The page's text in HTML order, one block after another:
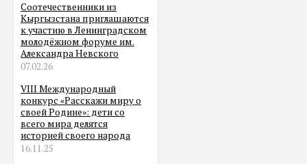
Соотечественники из
Кыргызстана приглашаются
к участию в Ленинградском
молодёжном форуме им.
Александра Невского
07.02.26
VIII Международный
конкурс «Расскажи миру о
своей Родине»: дети со
всего мира делятся
историей своего народа
16.11.25